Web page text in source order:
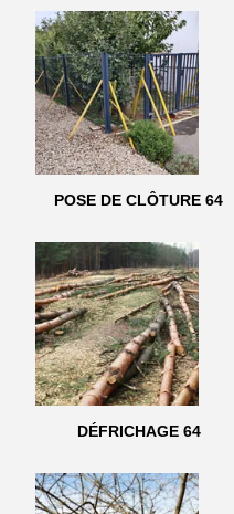
POSE DE CLÔTURE 64
DÉFRICHAGE 64